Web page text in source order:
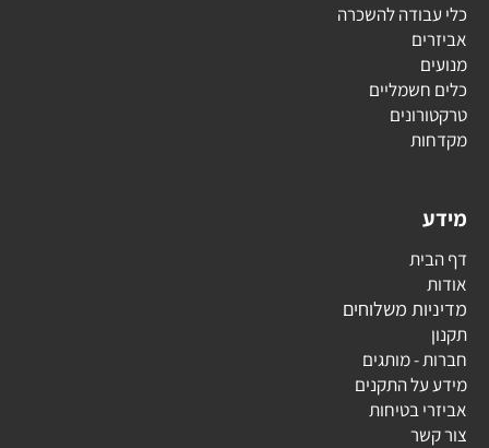
כלי עבודה להשכרה
אביזרים
מנועים
כלים חשמליים
טרקטורונים
מקדחות
מידע
דף הבית
אודות
מדיניות משלוחים
תקנון
חברות - מותגים
מידע על התקנים
אביזרי בטיחות
צור קשר